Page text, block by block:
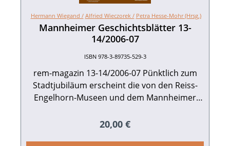
Hermann Wiegand / Alfried Wieczorek / Petra Hesse-Mohr (Hrsg.)
Mannheimer Geschichtsblätter 13-
14/2006-07
ISBN 978-3-89735-529-3
rem-magazin 13-14/2006-07 Pünktlich zum
Stadtjubiläum erscheint die von den Reiss-
Engelhorn-Museen und dem Mannheimer
„Mannheimer Geschichtsblätter" mit einem
Regulärer Preis:
20,00 €